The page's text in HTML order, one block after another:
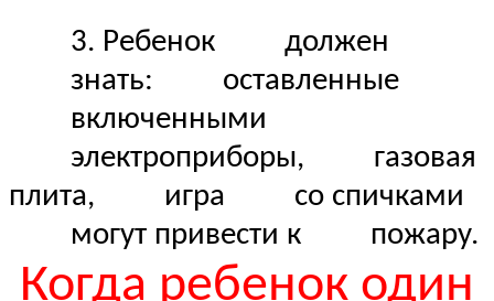
3. Ребенок должен
знать: оставленные
включенными
электроприборы, газовая
плита, игра со спичками
могут привести к пожару.
Когда ребенок один